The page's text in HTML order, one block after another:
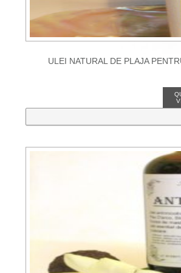
ULEI NATURAL DE PLAJA